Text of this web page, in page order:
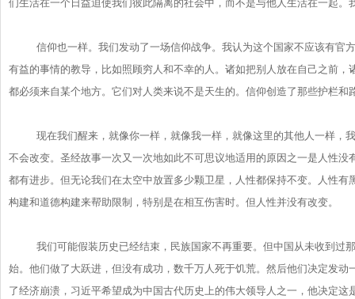
们生活在一个日益迫使我们彼此隔离的社会中， 而不是与他人生活在一起。
信仰也一样。我们发动了一场信仰战争。我认为这个国家不应该有官
有益的事情的教导， 比如照顾穷人和不幸的人。诸如把别人放在自己之前，
都必须来自某个地方。它们对人类来说不是天生的。 信仰创造了那些护栏和
现在我们醒来，就像你一样，就像我一样，就像这里的其他人一样，
不会改变。 圣经故事一次又一次地如此不可思议地适用的原因之一是人性没
都有进步。但无论我们在太空中放置多少颗卫星， 人性都保持不变。人性有
构建和道德构建来帮助限制， 特别是在相互伤害时。但人性并没有改变。
我们可能假装历史已经结束，民族国家不再重要。但中国从未收到过
始。他们做了大跃进，但没有成功， 数千万人死于饥荒。然后他们决定发动
了经济崩溃， 习近平希望成为中国古代历史上的伟大领导人之一， 他决定这